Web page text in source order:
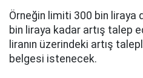
Örneğin limiti 300 bin liraya
bin liraya kadar artış talep
liranın üzerindeki artış
belgesi istenecek.